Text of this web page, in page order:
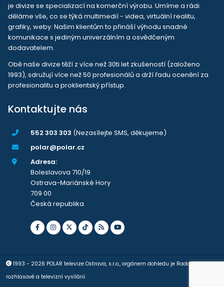
je divize se specializací na komerční výrobu. Umíme a rádi
děláme vše, co se týká multimedií - videa, virtuální realitu,
grafiky, weby. Našim klientům to přináší výhodu snadné
komunikace s jediným univerzálním a osvědčeným
dodavatelem.
Obě naše divize těží z více než 30ti let zkušeností (založeno
1993), sdružují více než 50 profesionálů a drží řadu ocenění za
profesionalitu a proklientský přístup.
Kontaktujte nás
552 303 303 (Nezasílejte SMS, děkujeme)
polar@polar.cz
Adresa:
Boleslavova 710/19
Ostrava-Mariánské Hory
709 00
Česká republika
1993 - 2026 POLAR televize Ostrava, s.r.o., orgánem dohledu je Rada pro
rozhlasové a televizní vysílání.